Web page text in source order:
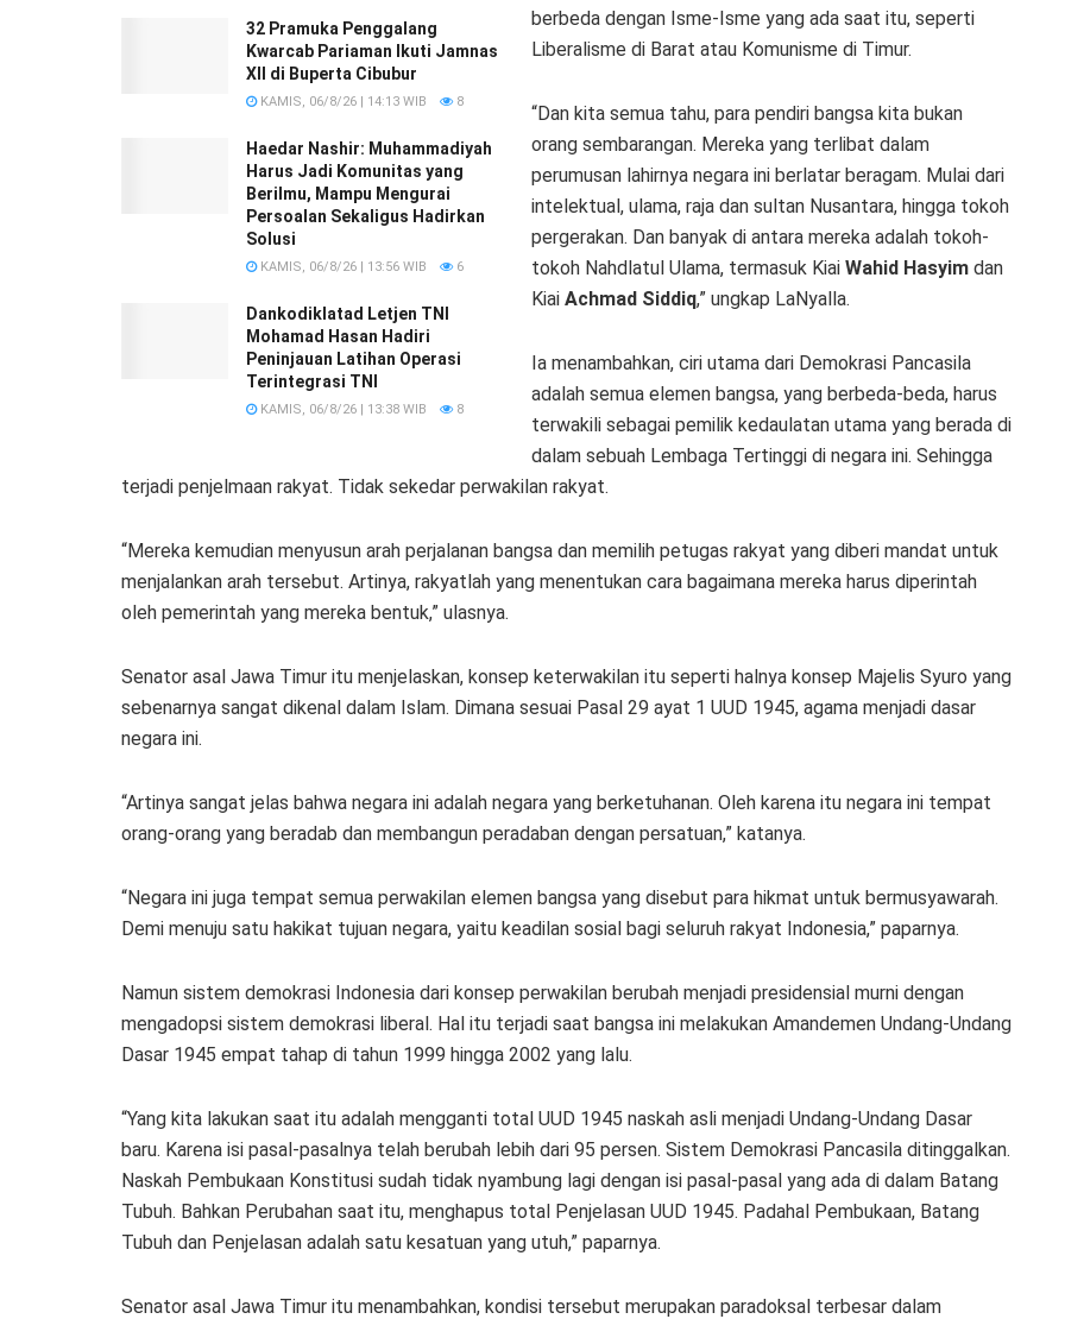
32 Pramuka Penggalang
Kwarcab Pariaman Ikuti Jamnas
XII di Buperta Cibubur
KAMIS, 06/8/26 | 14:13 WIB 8
Haedar Nashir: Muhammadiyah
Harus Jadi Komunitas yang
Berilmu, Mampu Mengurai
Persoalan Sekaligus Hadirkan
Solusi
KAMIS, 06/8/26 | 13:56 WIB 6
Dankodiklatad Letjen TNI
Mohamad Hasan Hadiri
Peninjauan Latihan Operasi
Terintegrasi TNI
KAMIS, 06/8/26 | 13:38 WIB 8
berbeda dengan Isme-Isme yang ada saat itu, seperti
Liberalisme di Barat atau Komunisme di Timur.
“Dan kita semua tahu, para pendiri bangsa kita bukan
orang sembarangan. Mereka yang terlibat dalam
perumusan lahirnya negara ini berlatar beragam. Mulai dari
intelektual, ulama, raja dan sultan Nusantara, hingga tokoh
pergerakan. Dan banyak di antara mereka adalah tokoh-
tokoh Nahdlatul Ulama, termasuk Kiai Wahid Hasyim dan
Kiai Achmad Siddiq,” ungkap LaNyalla.
Ia menambahkan, ciri utama dari Demokrasi Pancasila
adalah semua elemen bangsa, yang berbeda-beda, harus
terwakili sebagai pemilik kedaulatan utama yang berada di
dalam sebuah Lembaga Tertinggi di negara ini. Sehingga
terjadi penjelmaan rakyat. Tidak sekedar perwakilan rakyat.
“Mereka kemudian menyusun arah perjalanan bangsa dan memilih petugas rakyat yang diberi mandat untuk
menjalankan arah tersebut. Artinya, rakyatlah yang menentukan cara bagaimana mereka harus diperintah
oleh pemerintah yang mereka bentuk,” ulasnya.
Senator asal Jawa Timur itu menjelaskan, konsep keterwakilan itu seperti halnya konsep Majelis Syuro yang
sebenarnya sangat dikenal dalam Islam. Dimana sesuai Pasal 29 ayat 1 UUD 1945, agama menjadi dasar
negara ini.
“Artinya sangat jelas bahwa negara ini adalah negara yang berketuhanan. Oleh karena itu negara ini tempat
orang-orang yang beradab dan membangun peradaban dengan persatuan,” katanya.
“Negara ini juga tempat semua perwakilan elemen bangsa yang disebut para hikmat untuk bermusyawarah.
Demi menuju satu hakikat tujuan negara, yaitu keadilan sosial bagi seluruh rakyat Indonesia,” paparnya.
Namun sistem demokrasi Indonesia dari konsep perwakilan berubah menjadi presidensial murni dengan
mengadopsi sistem demokrasi liberal. Hal itu terjadi saat bangsa ini melakukan Amandemen Undang-Undang
Dasar 1945 empat tahap di tahun 1999 hingga 2002 yang lalu.
“Yang kita lakukan saat itu adalah mengganti total UUD 1945 naskah asli menjadi Undang-Undang Dasar
baru. Karena isi pasal-pasalnya telah berubah lebih dari 95 persen. Sistem Demokrasi Pancasila ditinggalkan.
Naskah Pembukaan Konstitusi sudah tidak nyambung lagi dengan isi pasal-pasal yang ada di dalam Batang
Tubuh. Bahkan Perubahan saat itu, menghapus total Penjelasan UUD 1945. Padahal Pembukaan, Batang
Tubuh dan Penjelasan adalah satu kesatuan yang utuh,” paparnya.
Senator asal Jawa Timur itu menambahkan, kondisi tersebut merupakan paradoksal terbesar dalam